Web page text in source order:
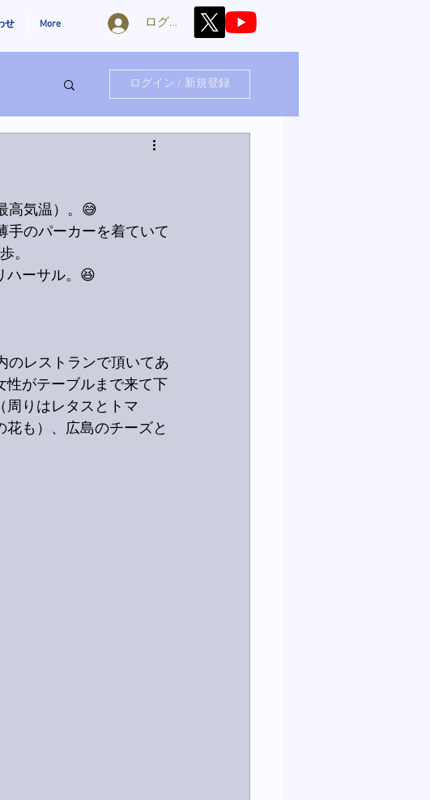
せ More ログイン
ログイン / 新規登録
高気温）。😅
手のパーカーを着ていて
。
ハーサル。😆
のレストランで頂いてあ
がテーブルまで来て下
りはレタスとトマ
花も）、広島のチーズと